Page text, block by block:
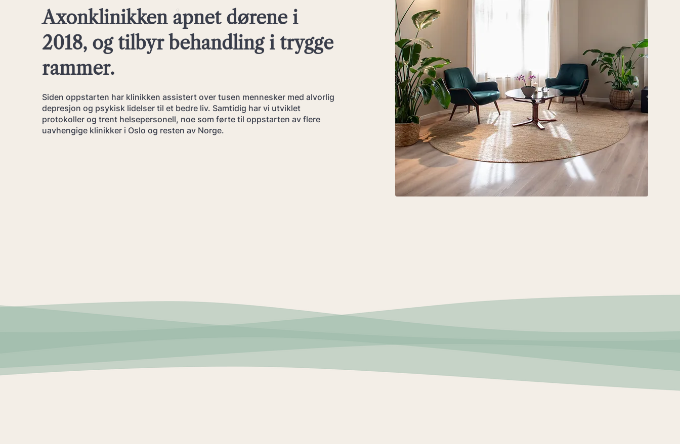
Axonklinikken åpnet dørene i
2018, og tilbyr behandling i trygge
rammer.
Siden oppstarten har klinikken assistert over tusen mennesker med alvorlig
depresjon og psykisk lidelser til et bedre liv. Samtidig har vi utviklet
protokoller og trent helsepersonell, noe som førte til oppstarten av flere
uavhengige klinikker i Oslo og resten av Norge.